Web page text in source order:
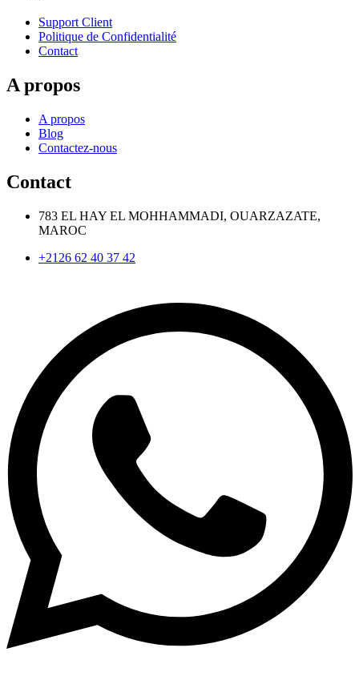
Support Client
Politique de Confidentialité
Contact
A propos
A propos
Blog
Contactez-nous
Contact
783 EL HAY EL MOHHAMMADI, OUARZAZATE,
MAROC
+2126 62 40 37 42